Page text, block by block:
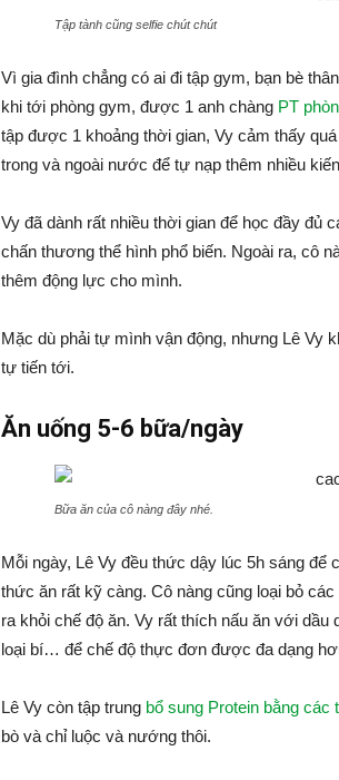
Tập tành cũng selfie chút chút
Vì gia đình chẳng có ai đi tập gym, bạn bè
khi tới phòng gym, được 1 anh chàng PT
tập được 1 khoảng thời gian, Vy cảm thấy
trong và ngoài nước để tự nạp thêm nhiều
Vy đã dành rất nhiều thời gian để học đầy đủ
chấn thương thể hình phổ biến. Ngoài ra, cô
thêm động lực cho mình.
Mặc dù phải tự mình vận động, nhưng Lê Vy
tự tiến tới.
Ăn uống 5-6 bữa/ngày
Bữa ăn của cô nàng đây nhé.
Mỗi ngày, Lê Vy đều thức dậy lúc 5h sáng
thức ăn rất kỹ càng. Cô nàng cũng loại bỏ
ra khỏi chế độ ăn. Vy rất thích nấu ăn với
loại bí… để chế độ thực đơn được đa dạng
Lê Vy còn tập trung bổ sung Protein bằng các
bò và chỉ luộc và nướng thôi.